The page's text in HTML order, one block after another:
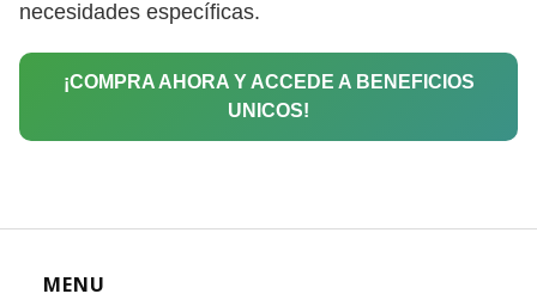
necesidades específicas.
¡COMPRA AHORA Y ACCEDE A BENEFICIOS
UNICOS!
MENU